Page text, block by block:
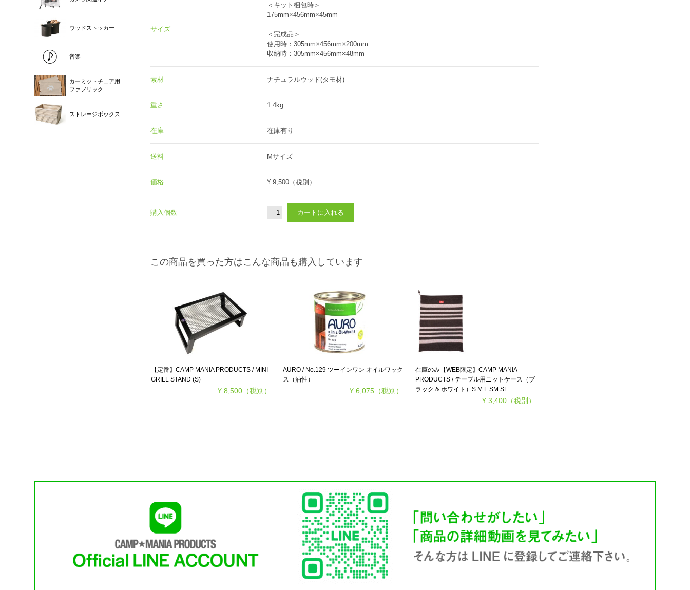
サイズ
＜キット梱包時＞
175mm×456mm×45mm
＜完成品＞
使用時：305mm×456mm×200mm
収納時：305mm×456mm×48mm
素材 ナチュラルウッド(タモ材)
重さ 1.4kg
在庫 在庫有り
送料 Mサイズ
価格 ¥ 9,500 （税別）
購入個数
この商品を買った方はこんな商品も購入しています
【定番】CAMP MANIA PRODUCTS / MINI
GRILL STAND (S)
¥ 8,500（税別）
AURO / No.129 ツーインワン オイルワック
ス（油性）
¥ 6,075 （税別）
在庫のみ【WEB限定】CAMP MANIA
PRODUCTS / テーブル用ニットケース（ブ
ラック & ホワイト）S M L SM SL
¥ 3,400（税別）
ウッドストッカー
音楽
カーミットチェア用
ファブリック
ストレージボックス